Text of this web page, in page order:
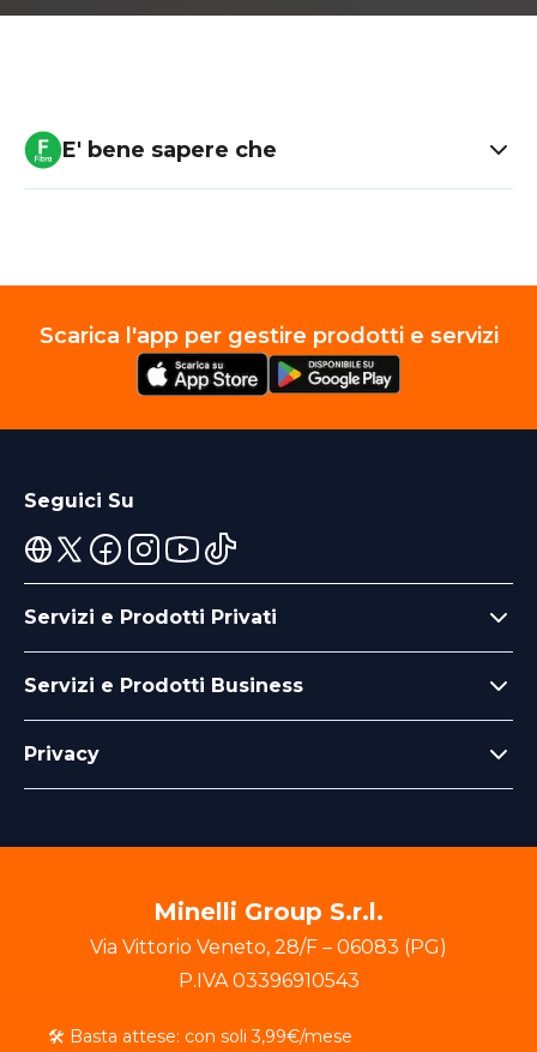
🛠 Basta attese: con soli 3,99€/mese
E' bene sapere che
Scarica l'app per gestire prodotti e servizi
Seguici Su
Servizi e Prodotti Privati
Servizi e Prodotti Business
Privacy
Minelli Group S.r.l.
Via Vittorio Veneto, 28/F – 06083 (PG)
P.IVA03396910543
© 2025 - Crafted by EasyDigitalGroup srl